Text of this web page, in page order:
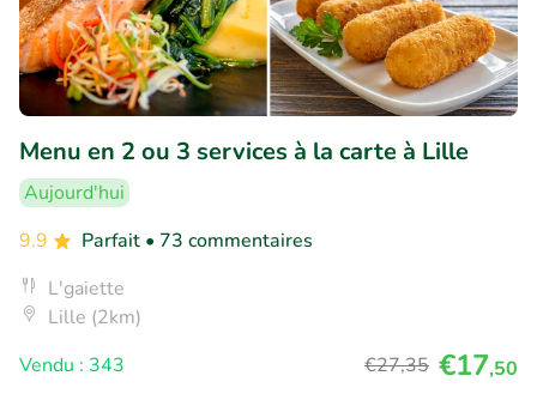
Menu en 2 ou 3 services à la carte à Lille
Aujourd'hui
9.9
Parfait • 73 commentaires
L'gaiette
Lille (2km)
Vendu : 343
€27,35 €17,50